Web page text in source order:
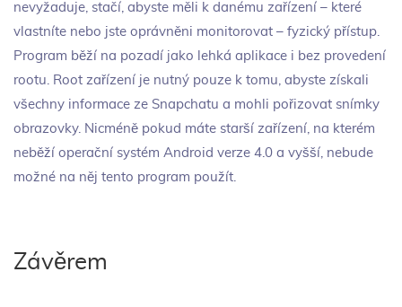
nevyžaduje, stačí, abyste měli k danému zařízení – které
vlastníte nebo jste oprávněni monitorovat – fyzický přístup.
Program běží na pozadí jako lehká aplikace i bez provedení
rootu. Root zařízení je nutný pouze k tomu, abyste získali
všechny informace ze Snapchatu a mohli pořizovat snímky
obrazovky. Nicméně pokud máte starší zařízení, na kterém
neběží operační systém Android verze 4.0 a vyšší, nebude
možné na něj tento program použít.
Závěrem